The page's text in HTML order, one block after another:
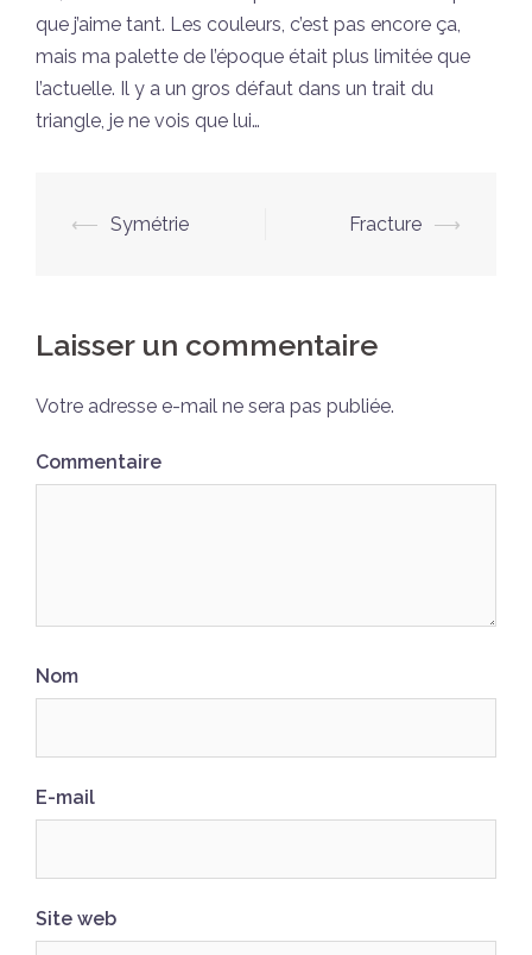
que j’aime tant. Les couleurs, c’est pas encore ça,
mais ma palette de l’époque était plus limitée que
l’actuelle. Il y a un gros défaut dans un trait du
triangle, je ne vois que lui…
Navigation
⟵ Symétrie Fracture ⟶
Laisser un commentaire
Votre adresse e-mail ne sera pas publiée.
Commentaire
Nom
E-mail
Site web